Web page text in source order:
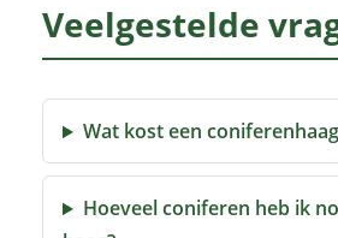
Veelgestelde
Wat kost een
Hoeveel coniferen heb ik